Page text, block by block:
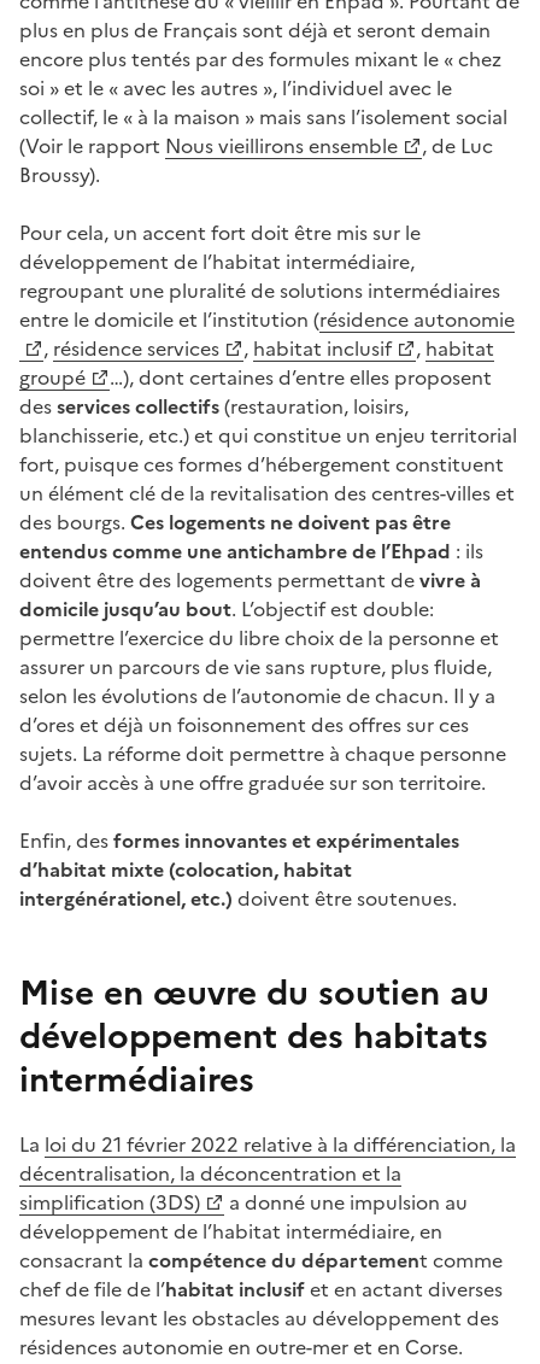
plus en plus de Français sont déjà et seront demain
encore plus tentés par des formules mixant le « chez
soi » et le « avec les autres », l’individuel avec le
collectif, le « à la maison » mais sans l’isolement social
(Voir le rapport Nous vieillirons ensemble
, de Luc
Broussy).
Pour cela, un accent fort doit être mis sur le
développement de l’habitat intermédiaire,
regroupant une pluralité de solutions intermédiaires
entre le domicile et l’institution (résidence autonomie
, résidence services , habitat inclusif , habitat
groupé
…), dont certaines d’entre elles proposent
desservices collectifs(restauration, loisirs,
blanchisserie, etc.) et qui constitue un enjeu territorial
fort, puisque ces formes d’hébergement constituent
un élément clé de la revitalisation des centres-villes et
des bourgs. Ces logements ne doivent pas être
entendus comme une antichambre de l’Ehpad : ils
doivent être des logements permettant devivre à
domicile jusqu’au bout. L’objectif est double:
permettre l’exercice du libre choix de la personne et
assurer un parcours de vie sans rupture, plus fluide,
selon les évolutions de l’autonomie de chacun. Il y a
d’ores et déjà un foisonnement des offres sur ces
sujets. La réforme doit permettre à chaque personne
d’avoir accès à une offre graduée sur son territoire.
Enfin, desformes innovantes et expérimentales
d’habitat mixte (colocation, habitat
intergénérationel, etc.) doivent être soutenues.
Mise en œuvre du soutien au
développement des habitats
intermédiaires
La loi du 21 février 2022 relative à la différenciation, la
décentralisation, la déconcentration et la
simplification (3DS)
a donné une impulsion au
développement de l’habitat intermédiaire, en
consacrant la compétence du département comme
chef de file de l’habitat inclusifet en actant diverses
mesures levant les obstacles au développement des
résidences autonomie en outre-mer et en Corse.